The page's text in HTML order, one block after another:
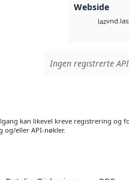
Webside
laz
Ingen registrerte
kan likevel kreve registrering og
og/eller API-nøkler.